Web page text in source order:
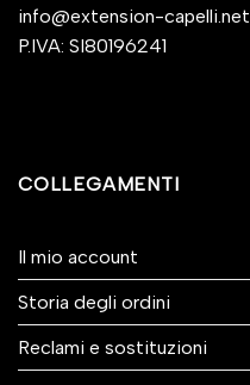
info@extension-capelli.net
P.IVA: SI80196241
COLLEGAMENTI
Il mio account
Storia degli ordini
Reclami e sostituzioni